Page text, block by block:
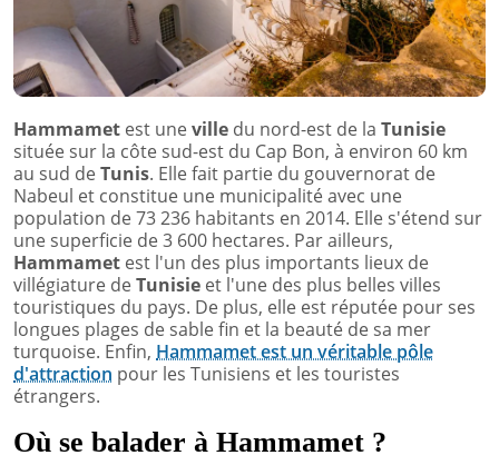
Hammamet est uneville du nord-est de la Tunisie
située sur la côte sud-est du Cap Bon, à environ 60 km
au sud deTunis. Elle fait partie du gouvernorat de
Nabeul et constitue une municipalité avec une
population de 73 236 habitants en 2014. Elle s'étend sur
une superficie de 3 600 hectares. Par ailleurs,
Hammamet est l'un des plus importants lieux de
villégiature deTunisie et l'une des plus belles villes
touristiques du pays. De plus, elle est réputée pour ses
longues plages de sable fin et la beauté de sa mer
turquoise. Enfin, Hammamet est un véritable pôle
d'attraction pour les Tunisiens et les touristes
étrangers.
Où se balader à Hammamet ?